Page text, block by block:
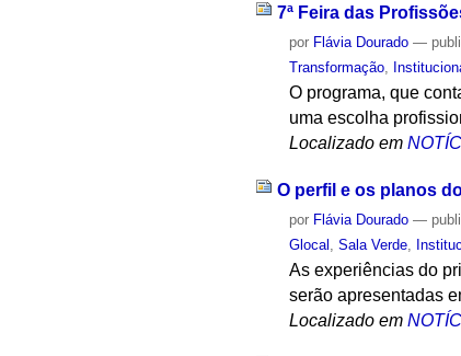
7ª Feira das
por Flávia Dourado —
Transformação
O programa, que
uma escolha
Localizado em
O perfil e os planos
por Flávia Dourado —
Glocal ,Sala Verde
As experiências do
serão apresentadas
Localizado em